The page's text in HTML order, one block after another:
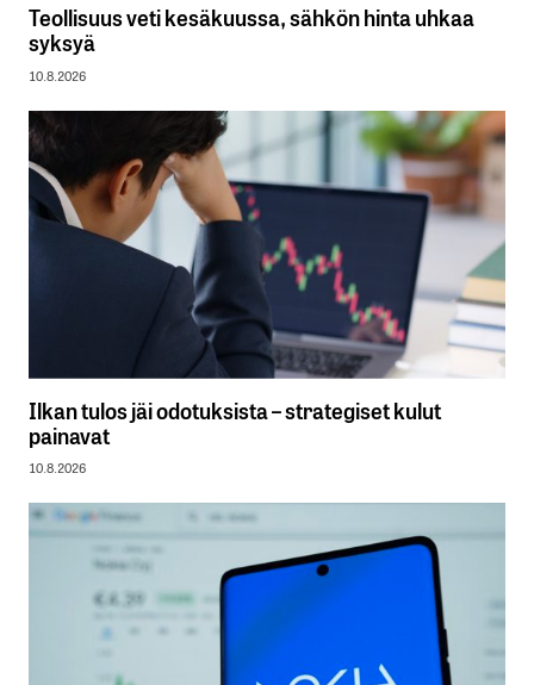
Teollisuus veti kesäkuussa, sähkön hinta uhkaa
syksyä
10.8.2026
Ilkan tulos jäi odotuksista – strategiset kulut
painavat
10.8.2026